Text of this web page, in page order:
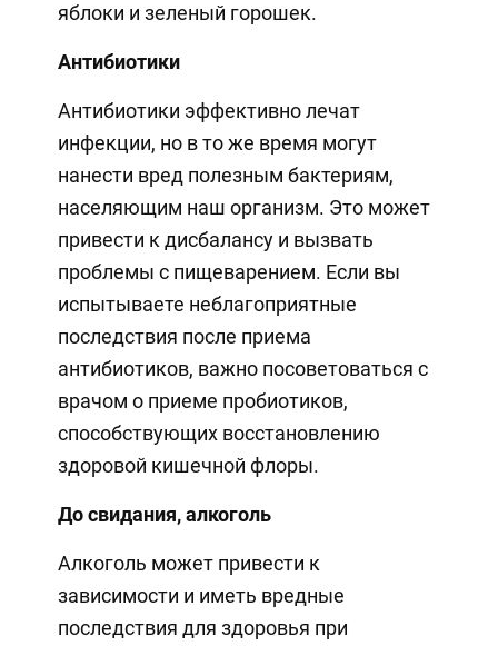
яблоки и зеленый горошек.
Антибиотики
Антибиотики эффективно лечат
инфекции, но в то же время могут
нанести вред полезным бактериям,
населяющим наш организм. Это может
привести к дисбалансу и вызвать
проблемы с пищеварением. Если вы
испытываете неблагоприятные
последствия после приема
антибиотиков, важно посоветоваться с
врачом о приеме пробиотиков,
способствующих восстановлению
здоровой кишечной флоры.
До свидания, алкоголь
Алкоголь может привести к
зависимости и иметь вредные
последствия для здоровья при